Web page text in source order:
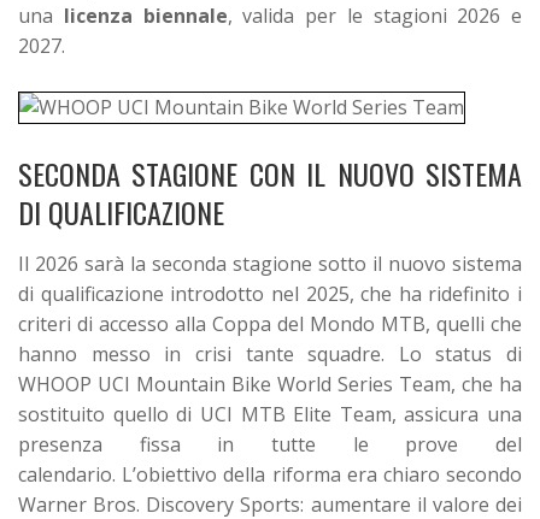
una licenza biennale, valida per le stagioni 2026 e
2027.
SECONDA STAGIONE CON IL NUOVO SISTEMA
DI QUALIFICAZIONE
Il 2026 sarà la seconda stagione sotto il nuovo sistema
di qualificazione introdotto nel 2025, che ha ridefinito i
criteri di accesso alla Coppa del Mondo MTB, quelli che
hanno messo in crisi tante squadre. Lo status di
WHOOP UCI Mountain Bike World Series Team, che ha
sostituito quello di UCI MTB Elite Team, assicura una
presenza fissa in tutte le prove del
calendario. L’obiettivo della riforma era chiaro secondo
Warner Bros. Discovery Sports: aumentare il valore dei